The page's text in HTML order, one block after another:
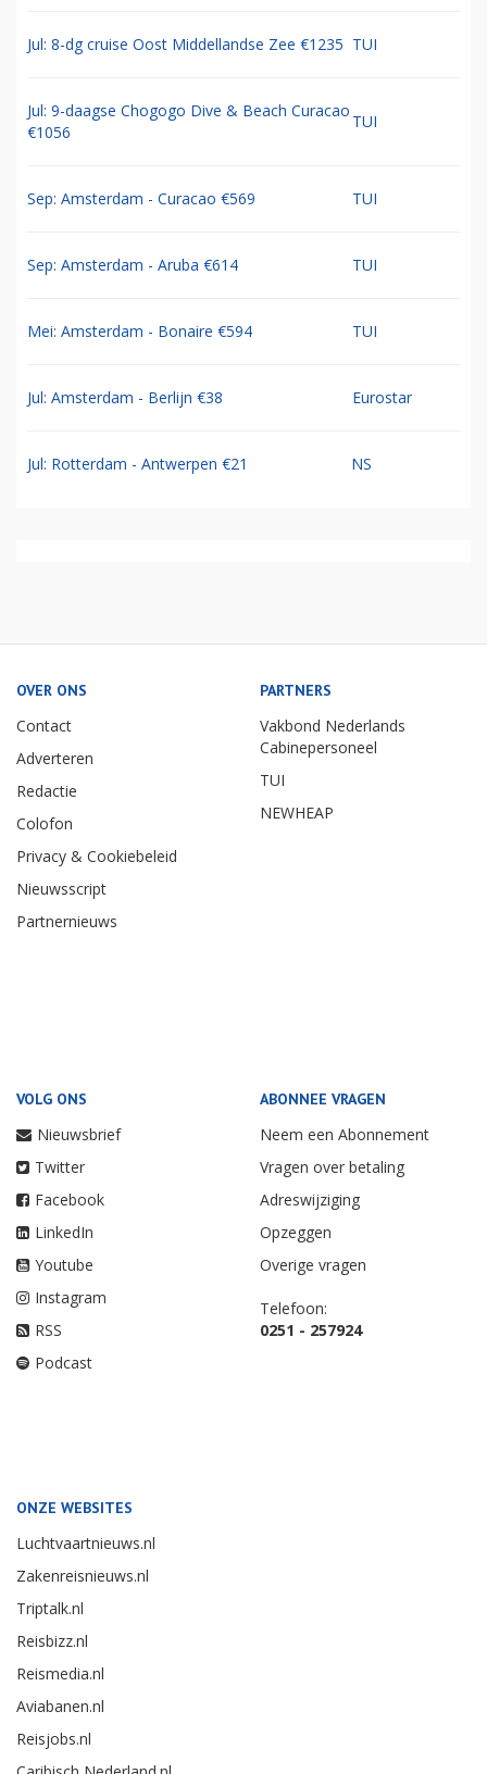
Jul: 8-dg cruise Oost Middellandse Zee €1235 TUI
Jul: 9-daagse Chogogo Dive & Beach Curacao
€1056
TUI
Sep: Amsterdam - Curacao €569 TUI
Sep: Amsterdam - Aruba €614 TUI
Mei: Amsterdam - Bonaire €594 TUI
Jul: Amsterdam - Berlijn €38 Eurostar
Jul: Rotterdam - Antwerpen €21 NS
OVER ONS
Contact
Adverteren
Redactie
Colofon
Privacy & Cookiebeleid
Nieuwsscript
Partnernieuws
PARTNERS
Vakbond Nederlands
Cabinepersoneel
TUI
NEWHEAP
VOLG ONS
Nieuwsbrief
Twitter
Facebook
LinkedIn
Youtube
Instagram
RSS
Podcast
ABONNEE VRAGEN
Neem een Abonnement
Vragen over betaling
Adreswijziging
Opzeggen
Overige vragen
Telefoon:
0251 - 257924
ONZE WEBSITES
Luchtvaartnieuws.nl
Zakenreisnieuws.nl
Triptalk.nl
Reisbizz.nl
Reismedia.nl
Aviabanen.nl
Reisjobs.nl